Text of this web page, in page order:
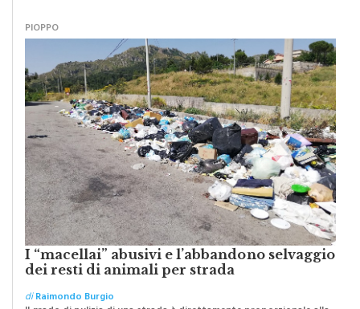
I “macellai” abusivi e l’abbandono selvaggio
dei resti di animali per strada